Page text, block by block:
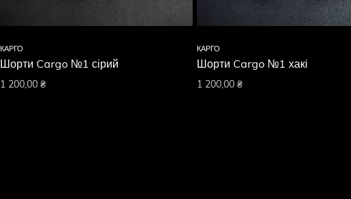
КАРГО
Шорти Cargo №1 сірий
1 200,00 ₴
КАРГО
Шорти Cargo №1 хакі
1 200,00 ₴